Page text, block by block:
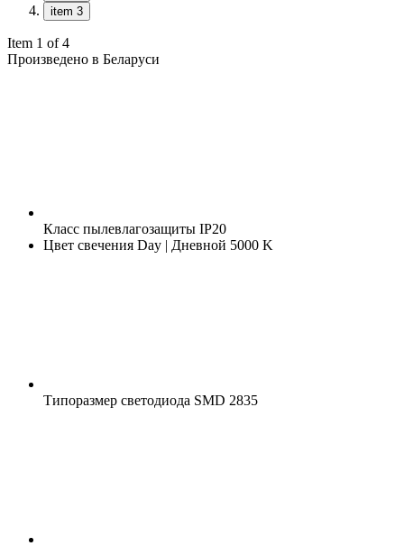
item 3
Item 1 of 4
Произведено в Беларуси
Класс пылевлагозащиты IP20
Цвет свечения Day | Дневной 5000 K
Типоразмер светодиода SMD 2835